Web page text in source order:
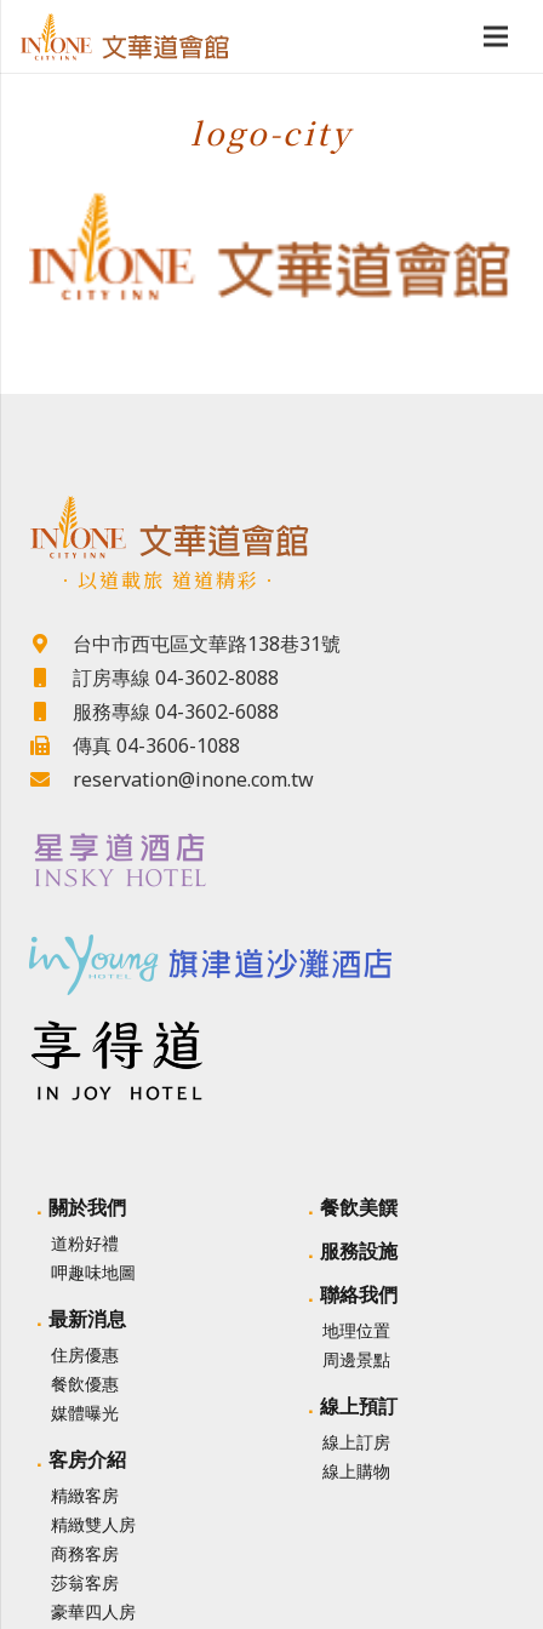
logo-city
．以道載旅 道道精彩．
台中市西屯區文華路138巷31號
訂房專線 04-3602-8088
服務專線 04-3602-6088
傳真 04-3606-1088
reservation@inone.com.tw
關於我們
道粉好禮
呷趣味地圖
最新消息
住房優惠
餐飲優惠
媒體曝光
客房介紹
精緻客房
精緻雙人房
商務客房
莎翁客房
豪華四人房
餐飲美饌
服務設施
聯絡我們
地理位置
周邊景點
線上預訂
線上訂房
線上購物